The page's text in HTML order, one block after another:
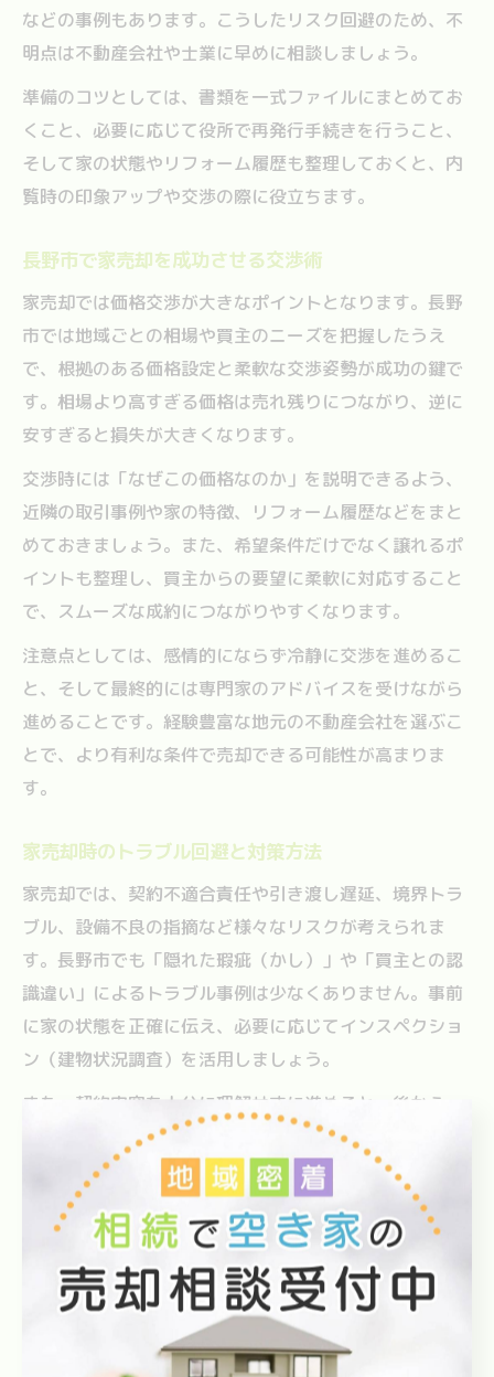
などの事例もあります。こうしたリスク回避のため、不
明点は不動産会社や士業に早めに相談しましょう。
準備のコツとしては、書類を一式ファイルにまとめてお
くこと、必要に応じて役所で再発行手続きを行うこと、
そして家の状態やリフォーム履歴も整理しておくと、内
覧時の印象アップや交渉の際に役立ちます。
長野市で家売却を成功させる交渉術
家売却では価格交渉が大きなポイントとなります。長野
市では地域ごとの相場や買主のニーズを把握したうえ
で、根拠のある価格設定と柔軟な交渉姿勢が成功の鍵で
す。相場より高すぎる価格は売れ残りにつながり、逆に
安すぎると損失が大きくなります。
交渉時には「なぜこの価格なのか」を説明できるよう、
近隣の取引事例や家の特徴、リフォーム履歴などをまと
めておきましょう。また、希望条件だけでなく譲れるポ
イントも整理し、買主からの要望に柔軟に対応すること
で、スムーズな成約につながりやすくなります。
注意点としては、感情的にならず冷静に交渉を進めるこ
と、そして最終的には専門家のアドバイスを受けながら
進めることです。経験豊富な地元の不動産会社を選ぶこ
とで、より有利な条件で売却できる可能性が高まりま
す。
家売却時のトラブル回避と対策方法
家売却では、契約不適合責任や引き渡し遅延、境界トラ
ブル、設備不良の指摘など様々なリスクが考えられま
す。長野市でも「隠れた瑕疵（かし）」や「買主との認
識違い」によるトラブル事例は少なくありません。事前
に家の状態を正確に伝え、必要に応じてインスペクショ
ン（建物状況調査）を活用しましょう。
また、契約内容を十分に理解せずに進めると、後から
「こんなはずではなかった」という事態になりがちで
す。契約書の内容や特約事項は必ず確認し、不明点は遠
慮せずに質問することが大切です。特に設備の不具合や
境界問題は、売却前に解決しておくと安心です。
成功例として「インスペクションで問題点を事前に把
握・修繕し、買主との信頼関係を築けた」「引き渡し前
に設備点検を行い、トラブルを未然に防げた」などがあ